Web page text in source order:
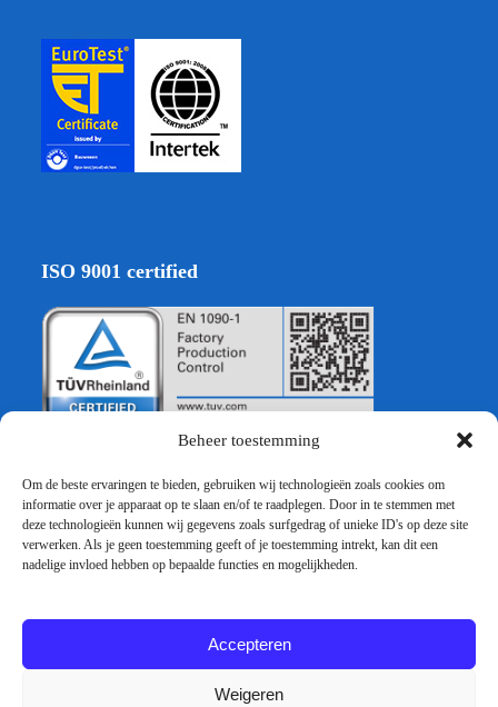
Beheer toestemming
Om de beste ervaringen te bieden, gebruiken wij technologieën zoals cookies om
informatie over je apparaat op te slaan en/of te raadplegen. Door in te stemmen met
deze technologieën kunnen wij gegevens zoals surfgedrag of unieke ID's op deze site
verwerken. Als je geen toestemming geeft of je toestemming intrekt, kan dit een
nadelige invloed hebben op bepaalde functies en mogelijkheden.
Accepteren
Weigeren
ISO 9001 certified
EURO VERBAU GmbH
Hocksteiner Weg 30
Tel:+49 2166 39863 60
info@euroverbau.de